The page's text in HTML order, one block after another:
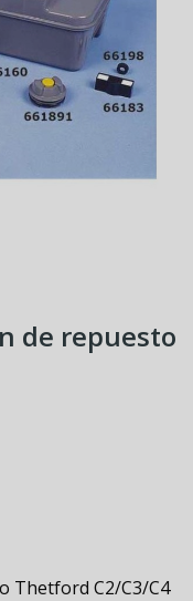
de repuesto
Thetford C2/C3/C4